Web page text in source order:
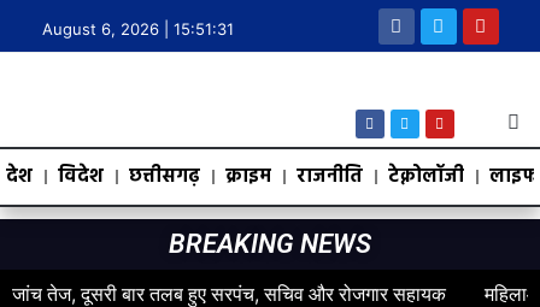
August 6, 2026 | 15:51:32
देश विदेश छत्तीसगढ़ क्राइम राजनीति टेक्नोलॉजी
BREAKING NEWS
बार तलब हुए सरपंच, सचिव और रोजगार सहायक महिलाओं के